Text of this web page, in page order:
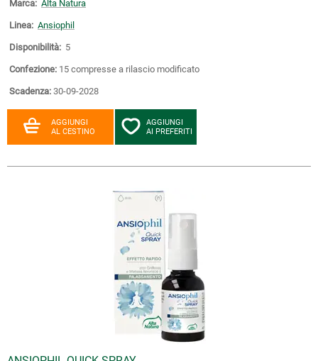
Marca: Alta Natura
Linea: Ansiophil
Disponibilità: 5
Confezione: 15 compresse a rilascio modificato
Scadenza: 30-09-2028
AGGIUNGI
AL CESTINO
AGGIUNGI
AI PREFERITI